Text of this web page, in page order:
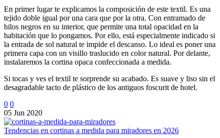
En primer lugar te explicamos la composición de este textil. Es una
tejido doble igual por una cara que por la otra. Con entramado de
hilos negros en su interior, que permite una total opacidad en la
habitación que lo pongamos. Por ello, está especialmente indicado si
la entrada de sol natural te impide el descanso. Lo ideal es poner una
primera capa con un visillo traslucido en color natural. Por delante,
instalaremos la cortina opaca confeccionada a medida.
Si tocas y ves el textil te sorprende su acabado. Es suave y liso sin el
desagradable tacto de plástico de los antiguos foscurit de hotel.
0 0
05 Jun 2020
Tendencias en cortinas a medida para miradores en 2026